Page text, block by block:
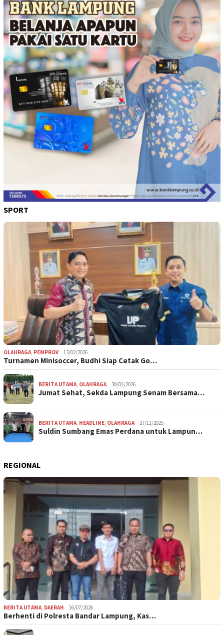
SPORT
OLAHRAGA PEMPROV 13/02/2026
Turnamen Minisoccer, Budhi Siap Cetak Go…
BERITA UTAMA OLAHRAGA 30/01/2026
Jumat Sehat, Sekda Lampung Senam Bersama…
BERITA UTAMA HEADLINE OLAHRAGA 27/11/2025
Suldin Sumbang Emas Perdana untuk Lampun…
REGIONAL
BERITA UTAMA DAERAH 16/07/2026
Berhenti di Polresta Bandar Lampung, Kas…